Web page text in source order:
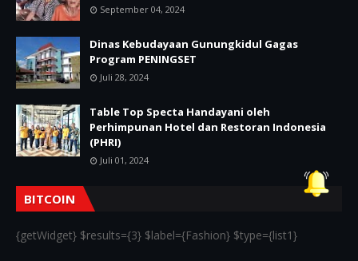
September 04, 2024
Dinas Kebudayaan Gunungkidul Gagas
Program PENINGSET
Juli 28, 2024
Table Top Specta Handayani oleh
Perhimpunan Hotel dan Restoran Indonesia
(PHRI)
Juli 01, 2024
BITCOIN
{getWidget} $results={3} $label={Fashion} $type={list1}